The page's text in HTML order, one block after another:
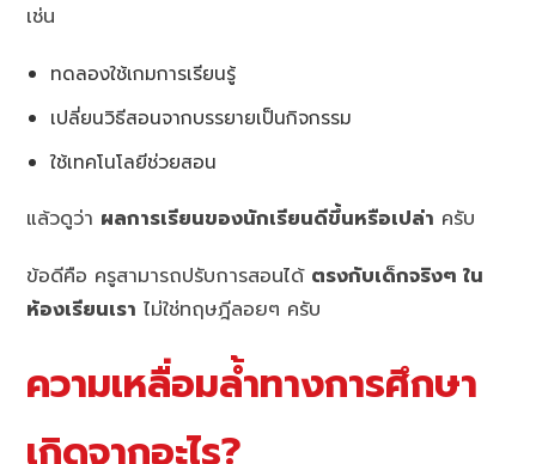
เช่น
ทดลองใช้เกมการเรียนรู้
เปลี่ยนวิธีสอนจากบรรยายเป็นกิจกรรม
ใช้เทคโนโลยีช่วยสอน
แล้วดูว่า ผลการเรียนของนักเรียนดีขึ้นหรือเปล่า ครับ
ข้อดีคือ ครูสามารถปรับการสอนได้ ตรงกับเด็กจริงๆ ใน
ห้องเรียนเรา ไม่ใช่ทฤษฎีลอยๆ ครับ
ความเหลื่อมล้ำทางการศึกษา